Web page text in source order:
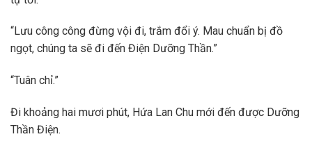
“Lưu công công đừng vội đi, trắm đổi ý. Mau chuẩn bị đồ
ngọt, chúng ta sẽ đi đến Điện Dưỡng Thần.”
“Tuân chỉ.”
Đi khoảng hai mươi phút, Hứa Lan Chu mới đến được Dưỡng
Thần Điện.